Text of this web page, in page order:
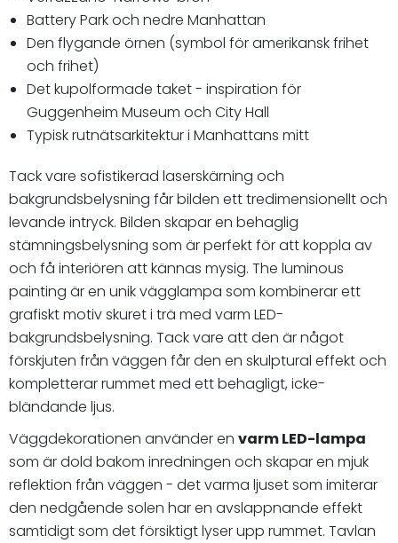
Battery Park och nedre Manhattan
Den flygande örnen (symbol för amerikansk frihet
och frihet)
Det kupolformade taket - inspiration för
Guggenheim Museum och City Hall
Typisk rutnätsarkitektur i Manhattans mitt
Tack vare sofistikerad laserskärning och
bakgrundsbelysning får bilden ett tredimensionellt och
levande intryck. Bilden skapar en behaglig
stämningsbelysning som är perfekt för att koppla av
och få interiören att kännas mysig. The luminous
painting är en unik vägglampa som kombinerar ett
grafiskt motiv skuret i trä med varm LED-
bakgrundsbelysning. Tack vare att den är något
förskjuten från väggen får den en skulptural effekt och
kompletterar rummet med ett behagligt, icke-
bländande ljus.
Väggdekorationen använder en varm LED-lampa
som är dold bakom inredningen och skapar en mjuk
reflektion från väggen - det varma ljuset som imiterar
den nedgående solen har en avslappnande effekt
samtidigt som det försiktigt lyser upp rummet. Tavlan